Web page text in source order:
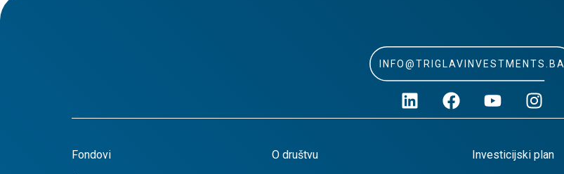
INFO@TRIGLAVINVESTMENTS.BA
Fondovi
O društvu
Investicijski plan